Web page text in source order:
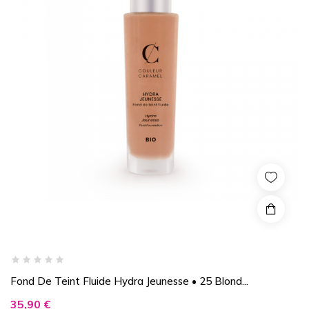
Fond De Teint Fluide Hydra Jeunesse • 25 Blond...
Prix
35,90 €